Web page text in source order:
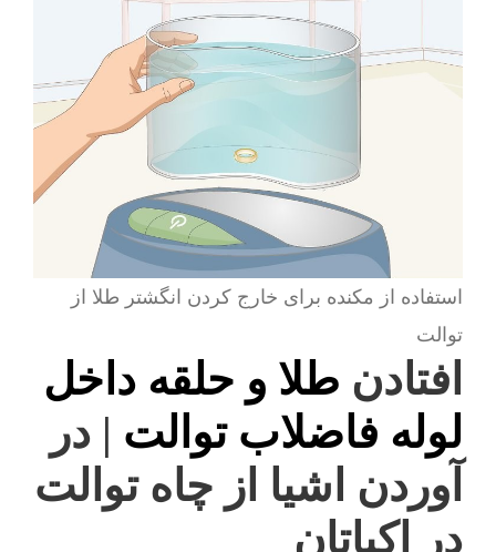
استفاده از مکنده برای خارج کردن انگشتر طلا از
توالت
افتادن طلا و حلقه داخل
لوله فاضلاب توالت | در
آوردن اشیا از چاه توالت
در اکباتان